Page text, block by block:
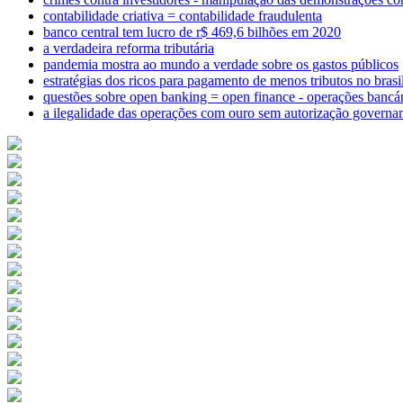
contabilidade criativa = contabilidade fraudulenta
banco central tem lucro de r$ 469,6 bilhões em 2020
a verdadeira reforma tributária
pandemia mostra ao mundo a verdade sobre os gastos públicos
estratégias dos ricos para pagamento de menos tributos no brasil
questões sobre open banking = open finance - operações
a ilegalidade das operações com ouro sem autorização